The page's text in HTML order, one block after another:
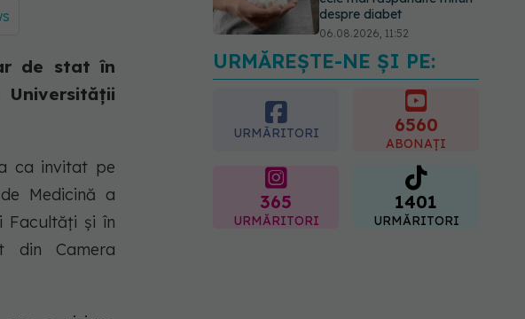
de stat în
ca invitat pe
Medicină a
Facultăți și în
din Camera
medicamente pentru
hipertensiune. De ce doi
pacienți cu aceeași
tensiune pot primi
tratamente diferite
06.08.2026, 16:19
Ilie Bolojan, anunț despre
spitale în contextul crizei
06.08.2026, 15:24
URMĂREȘTE-NE ȘI PE:
URMĂRITORI 6560
ABONAȚI